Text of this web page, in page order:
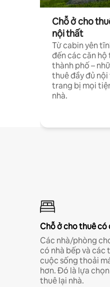
Chỗ ở cho
nội thất
Từ cabin yên
đến các căn
thành phố –
thuê đầy đủ
trang bị mọi
nhà.
Chỗ ở cho thuê
Các nhà/phòng
có nhà bếp và các
cuộc sống thoải
hơn. Đó là lựa
thuê lại nhà.